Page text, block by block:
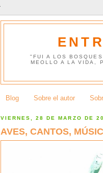
"FUI A LOS
MEOLLO A LA VIDA,
Blog Sobre el autor
VIERNES, 28 DE MARZO DE
AVES, CANTOS,